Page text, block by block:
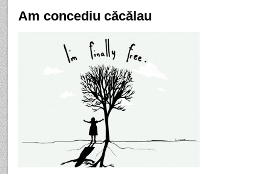
Am concediu căcălau